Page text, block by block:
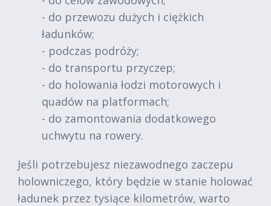
- do przewozu dużych i ciężkich
ładunków;
- podczas podróży;
- do transportu przyczep;
- do holowania łodzi motorowych i
quadów na platformach;
- do zamontowania dodatkowego
uchwytu na rowery.
Jeśli potrzebujesz niezawodnego zaczepu
holowniczego, który będzie w stanie holować
ładunek przez tysiące kilometrów, warto